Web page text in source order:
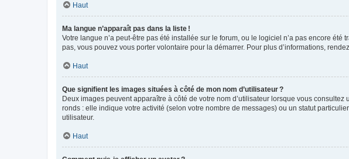
Haut
Ma langue n’apparaît pas dans la liste !
Votre langue n’a peut-être pas été installée sur le forum, ou le logiciel n’a pas encore
pas, vous pouvez vous porter volontaire pour la démarrer. Pour plus d’informations,
Haut
Que signifient les images situées à côté de mon nom d’utilisateur ?
Deux images peuvent apparaître à côté de votre nom d’utilisateur lorsque vous
ronds : elle indique votre activité (selon votre nombre de messages) ou un statut
utilisateur.
Haut